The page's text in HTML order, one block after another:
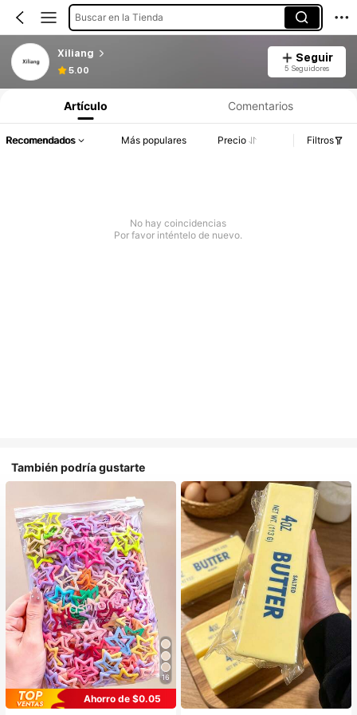
Buscar en la Tienda
Xiliang
5.00
Seguir
5 Seguidores
Artículo Comentarios
Recomendados Más populares Precio Filtros
No hay coincidencias
Por favor inténtelo de nuevo.
También podría gustarte
16
Ahorro de $0.05